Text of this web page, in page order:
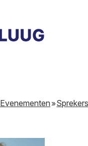
Evenementen Sprekers